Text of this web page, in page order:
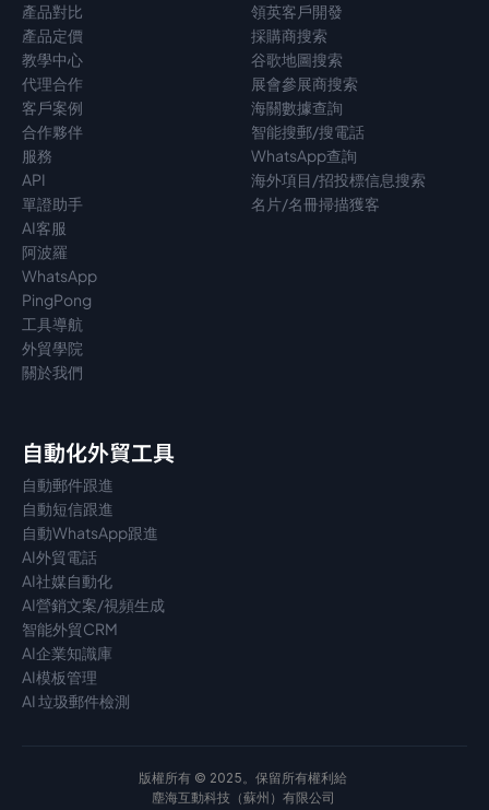
產品對比
產品定價
教學中心
代理合作
客戶案例
合作夥伴
服務
API
單證助手
AI客服
阿波羅
WhatsApp
PingPong
工具導航
外貿學院
關於我們
領英客戶開發
採購商搜索
谷歌地圖搜索
展會參展商搜索
海關數據查詢
智能搜郵/搜電話
WhatsApp查詢
海外項目/招投標信息搜索
名片/名冊掃描獲客
自動化外貿工具
自動郵件跟進
自動短信跟進
自動WhatsApp跟進
AI外貿電話
AI社媒自動化
AI營銷文案/視頻生成
智能外貿CRM
AI企業知識庫
AI模板管理
AI 垃圾郵件檢測
版權所有 © 2025。保留所有權利給
塵海互動科技（蘇州）有限公司